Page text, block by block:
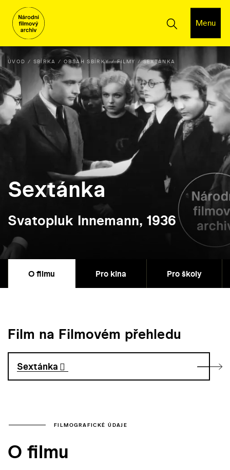
Menu
ÚVOD SBÍRKA OBSAH SBÍRKY FILMY SEXTÁNKA
Sextánka
Svatopluk Innemann, 1936
O filmu Pro kina Pro školy
Film na Filmovém přehledu
Sextánka
FILMOGRAFICKÉ ÚDAJE
O filmu